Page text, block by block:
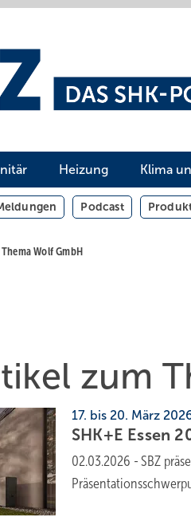
Heizung Klima
Podcast
Wolf GmbH
zum
17. bis 20. März
SHK+E Essen
02.03.2026 - SBZ